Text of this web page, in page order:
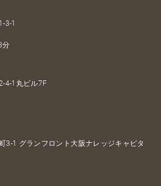
3-1
分
4-1丸ビル7F
3-1 グランフロント大阪ナレッジキャピタ